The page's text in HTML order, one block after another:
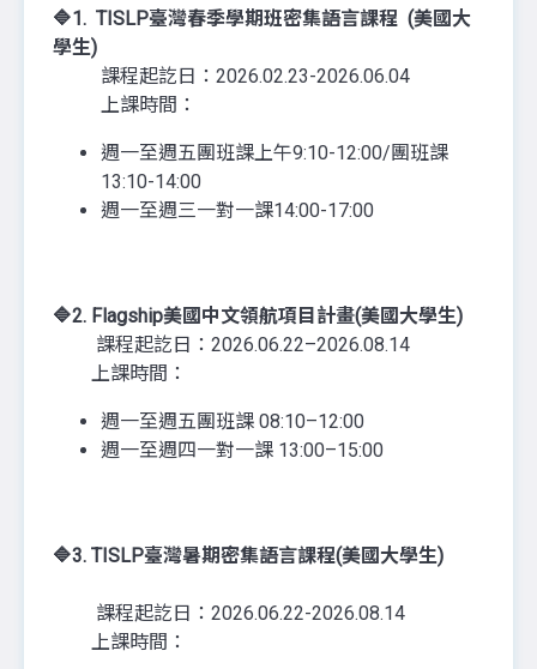
🔷1 . TISLP臺灣春季學期班密集語言課程 (美國大
學生)
課程起訖日：2026.02.23-2026.06.04
上課時間：
週一至週五團班課上午9:10-12:00/團班課
13:10-14:00
週一至週三一對一課14:00-17:00
🔷2. Flagship美國中文領航項目計畫(美國大學生)
課程起訖日：2026.06.22–2026.08.14
上課時間：
週一至週五團班課 08:10–12:00
週一至週四一對一課 13:00–15:00
🔷3. TISLP臺灣暑期密集語言課程(美國大學生)
課程起訖日：2026.06.22-2026.08.14
上課時間：